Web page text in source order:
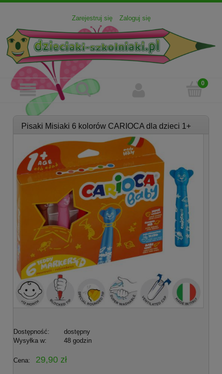
Zarejestruj się Zaloguj się
Pisaki Misiaki 6 kolorów CARIOCA dla dzieci 1+
Dostępność:
dostępny
Wysyłka w:
48 godzin
Cena: 29,90 zł